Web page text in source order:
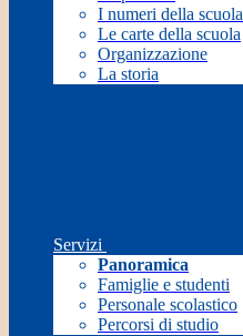
I numeri della scuola
Le carte della scuola
Organizzazione
La storia
Servizi
Panoramica
Famiglie e studenti
Personale scolastico
Percorsi di studio